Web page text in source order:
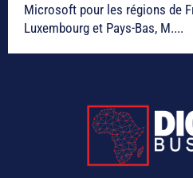
Microsoft pour les régions de
Luxembourg et Pays-Bas, M....